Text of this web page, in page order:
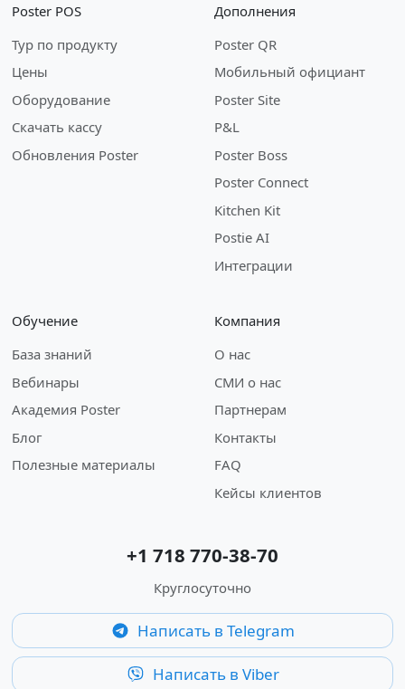
Poster POS
Тур по продукту
Цены
Оборудование
Скачать кассу
Обновления Poster
Дополнения
Poster QR
Мобильный официант
Poster Site
P&L
Poster Boss
Poster Connect
Kitchen Kit
Postie AI
Интеграции
Обучение
База знаний
Вебинары
Академия Poster
Блог
Полезные материалы
Компания
О нас
СМИ о нас
Партнерам
Контакты
FAQ
Кейсы клиентов
+1 718 770-38-70
Круглосуточно
Написать в Telegram
Написать в Viber